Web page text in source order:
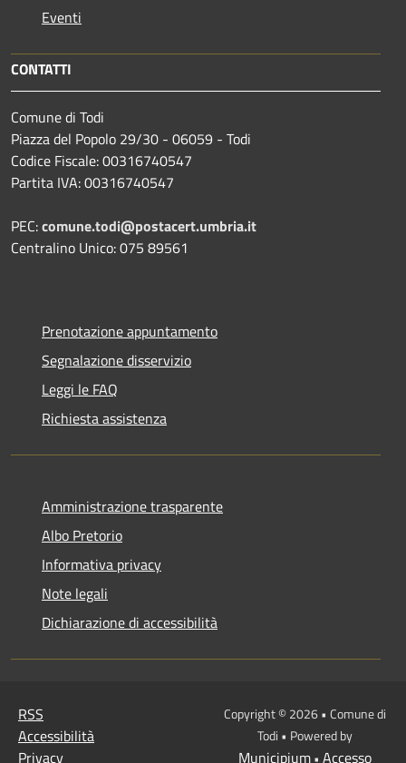
Eventi
CONTATTI
Comune di Todi
Piazza del Popolo 29/30 - 06059 - Todi
Codice Fiscale: 00316740547
Partita IVA: 00316740547
PEC:comune.todi@postacert.umbria.it
Centralino Unico: 075 89561
Prenotazione appuntamento
Segnalazione disservizio
Leggi le FAQ
Richiesta assistenza
Amministrazione trasparente
Albo Pretorio
Informativa privacy
Note legali
Dichiarazione di accessibilità
RSS
Accessibilità
Privacy
Copyright © 2026 • Comune di
Todi • Powered by
Municipium• Accesso